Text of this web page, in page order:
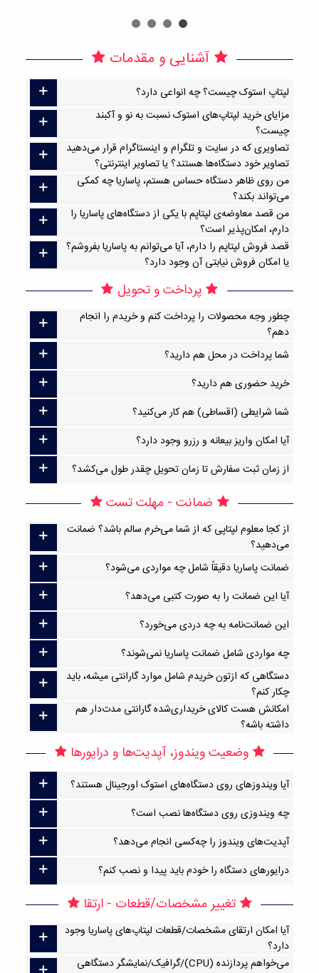
آشنایی و مقدمات
لپتاپ استوک چیست؟ چه انواعی دارد؟
مزایای خرید لپتاپ‌های استوک نسبت به نو و آکبند
چیست؟
تصاویری که در سایت و تلگرام و اینستاگرام قرار می‌دهید
تصاویر خود دستگاه‌ها هستند؟ یا تصاویر اینترنتی؟
من روی ظاهر دستگاه حساس هستم، پاساریا چه کمکی
می‌تواند بکند؟
من قصد معاوضه‌ی لپتاپم با یکی از دستگاه‌های پاساریا را
دارم، امکان‌پذیر است؟
قصد فروش لپتاپم را دارم، آیا می‌توانم به پاساریا بفروشم؟
یا امکان فروش نیابتی آن وجود دارد؟
پرداخت و تحویل
چطور وجه محصولات را پرداخت کنم و خریدم را انجام
دهم؟
شما پرداخت در محل هم دارید؟
خرید حضوری هم دارید؟
شما شرایطی (اقساطی) هم کار می‌کنید؟
آیا امکان واریز بیعانه و رزرو وجود دارد؟
از زمان ثبت سفارش تا زمان تحویل چقدر طول می‌کشد؟
ضمانت - مهلت تست
از کجا معلوم لپتاپی که از شما می‌خرم سالم باشد؟ ضمانت
می‌دهید؟
ضمانت پاساریا دقیقاً شامل چه مواردی می‌شود؟
آیا این ضمانت را به صورت کتبی می‌دهد؟
این ضمانت‌نامه به چه دردی می‌خورد؟
چه مواردی شامل ضمانت پاساریا نمی‌شوند؟
دستگاهی که ازتون خریدم شامل موارد گارانتی میشه، باید
چکار کنم؟
امکانش هست کالای خریداری‌شده گارانتی مدت‌دار هم
داشته باشه؟
وضعیت ویندوز، آپدیت‌ها و درایورها
آیا ویندوزهای روی دستگاه‌های استوک اورجینال هستند؟
چه ویندوزی روی دستگاه‌ها نصب است؟
آپدیت‌های ویندوز را چه‌کسی انجام می‌دهد؟
درایورهای دستگاه را خودم باید پیدا و نصب کنم؟
تغییر مشخصات/قطعات - ارتقا
آیا امکان ارتقا‌ی مشخصات/قطعات لپتاپ‌های پاساریا وجود
دارد؟
می‌خواهم پردازنده (CPU)/گرافیک/نمایشگر دستگاهی